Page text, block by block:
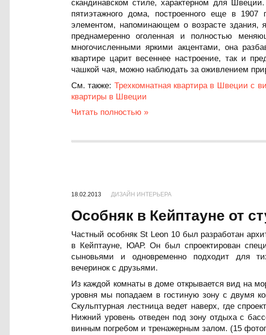
скандинавском стиле, характерном для
пятиэтажного дома, построенного еще в 1907
элементом, напоминающем о возрасте здания,
преднамеренно оголенная и полностью
многочисленными яркими акцентами, она
квартире царит весеннее настроение, так и
чашкой чая, можно наблюдать за оживлением
См. также: Трехкомнатная квартира в Швеции с
квартиры в Швеции
Читать полностью »
18.02.2013 ДИЗАЙН ИНТЕРЬЕРА
Особняк в Кейптауне от
Частный особняк St Leon 10 был разработан
в Кейптауне, ЮАР. Он был спроектирован
сыновьями и одновременно подходит для
вечеринок с друзьями.
Из каждой комнаты в доме открывается вид на
уровня мы попадаем в гостиную зону с двумя
Скульптурная лестница ведет наверх, где
Нижний уровень отведен под зону отдыха с
винным погребом и тренажерным залом. (15